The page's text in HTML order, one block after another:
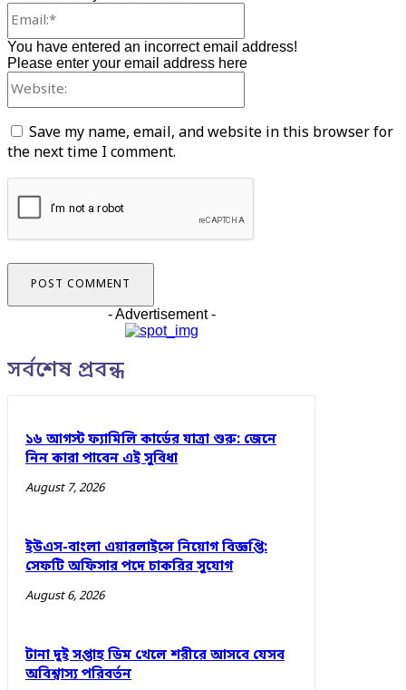
You have entered an incorrect email address!
Please enter your email address here
Save my name, email, and website in this browser for
the next time I comment.
- Advertisement -
সর্বশেষ প্রবন্ধ
১৬ আগস্ট ফ্যামিলি কার্ডের যাত্রা শুরু: জেনে
নিন কারা পাবেন এই সুবিধা
August 7, 2026
ইউএস-বাংলা এয়ারলাইন্সে নিয়োগ বিজ্ঞপ্তি:
সেফটি অফিসার পদে চাকরির সুযোগ
August 6, 2026
টানা দুই সপ্তাহ ডিম খেলে শরীরে আসবে যেসব
অবিশ্বাস্য পরিবর্তন